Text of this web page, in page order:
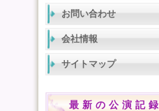
お問い合わせ
会社情報
サイトマップ
最新の公演記録